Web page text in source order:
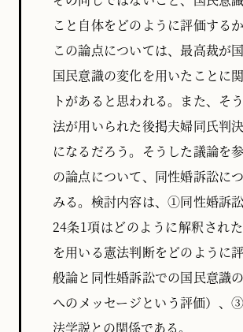
こと自体をどのように評価する
この論点については、最高裁が
国民意識の変化を用いたことに
トがあると思われる。また、そ
法が用いられた後掲夫婦同氏判
になるだろう。そうした議論を
の論点について、同性婚訴訟に
みる。検討内容は、①同性婚訴
24条1項はどのように解釈され
を用いる憲法判断をどのように
般論と同性婚訴訟での国民意識
へのメッセージという評価）、
法学説との関係である。